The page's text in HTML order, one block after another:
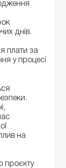
днів.
плати за
у процесі
на
проєкту